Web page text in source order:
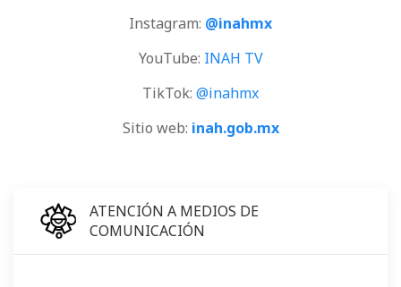
Instagram: @inahmx
YouTube: INAH TV
TikTok: @inahmx
Sitio web: inah.gob.mx
ATENCIÓN A MEDIOS DE
COMUNICACIÓN